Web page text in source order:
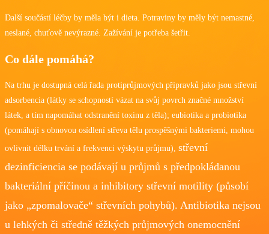
Další součástí léčby by měla být i dieta. Potraviny by měly být nemastné,
neslané, chuťově nevýrazné. Zažívání je potřeba šetřit.
Co dále pomáhá?
Na trhu je dostupná celá řada protiprůjmových přípravků jako jsou střevní
adsorbencia (látky se schopností vázat na svůj povrch značné množství
látek, a tím napomáhat odstranění toxinu z těla); eubiotika a probiotika
(pomáhají s obnovou osídlení střeva tělu prospěšnými bakteriemi, mohou
ovlivnit délku trvání a frekvenci výskytu průjmu), střevní
dezinficiencia se podávají u průjmů s předpokládanou
bakteriální příčinou a inhibitory střevní motility (působí
jako „zpomalovače“ střevních pohybů). Antibiotika nejsou
u lehkých či středně těžkých průjmových onemocnění